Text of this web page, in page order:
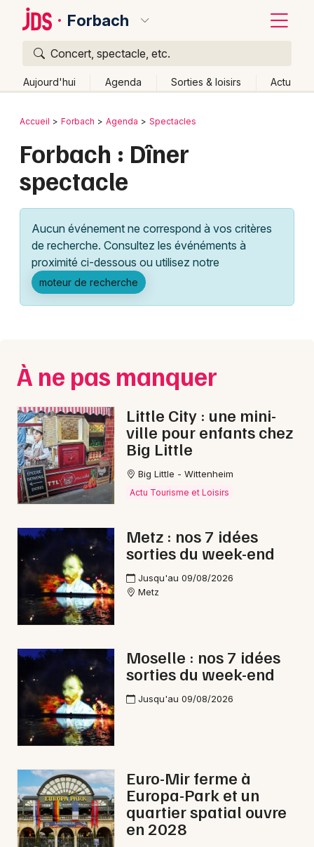
Forbach
Concert, spectacle, etc.
Aujourd'hui Agenda Sorties & loisirs Actu
Publier un événement
Grands événements
Activité & Expérience
Manifestations
Foires & salons
Concerts
Sports
Soirées
Sorties famille
Sorties & loisirs
Dîner spectacle en Moselle
Dîner spectacle en Lorraine
Dîner spectacle dans le Grand Est
Newsletter des sorties
Artistes en tournée
Actus à Forbach
Magazine à Forbach
Bordeaux
Colmar
Lille
Lyon
Marseille
Mulhouse
Nice
Paris
Strasbourg
Toulouse
Toutes les villes
Retour
Accueil Forbach Agenda Spectacles
Forbach : Dîner
spectacle
Aucun événement ne correspond à vos critères
de recherche. Consultez les événéments à
proximité ci-dessous ou utilisez notre
moteur de recherche
À ne pas manquer
Little City : une mini-
ville pour enfants chez
Big Little
Big Little - Wittenheim
Actu Tourisme et Loisirs
Metz : nos 7 idées
sorties du week-end
Jusqu'au 09/08/2026
Metz
Moselle : nos 7 idées
sorties du week-end
Jusqu'au 09/08/2026
Euro-Mir ferme à
Europa-Park et un
quartier spatial ouvre
en 2028
Quoi ?
Où ?
Près de moi
Changer de lieu
Quand ?
Aujourd'hui
Demain Ce week-end Autre